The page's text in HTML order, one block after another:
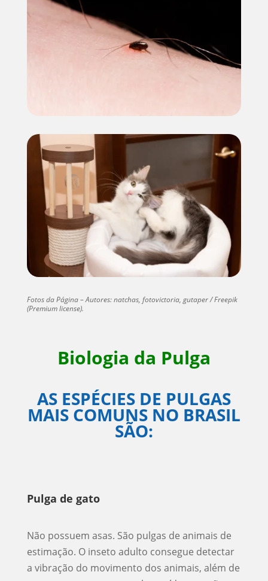
Fotos da Página – Autores: natchas, fotovictoria, gutaper / Freepik
(Premium license).
Biologia da Pulga
AS ESPÉCIES DE PULGAS
MAIS COMUNS NO BRASIL
SÃO:
Pulga de gato
Não possuem asas. São pulgas de animais de
estimação. O inseto adulto consegue detectar
a vibração do movimento dos animais, além de